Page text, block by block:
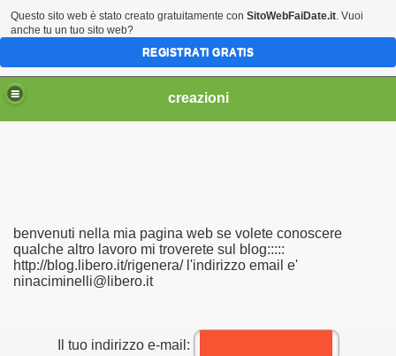
creazioni
benvenuti nella mia pagina web se volete conoscere
qualche altro lavoro mi troverete sul blog:::::
http://blog.libero.it/rigenera/ l'indirizzo email e'
ninaciminelli@libero.it
Il tuo indirizzo e-mail:
Questo sito web è stato creato gratuitamente con SitoWebFaiDate.it. Vuoi
anche tu un tuo sito web?
REGISTRATI GRATIS